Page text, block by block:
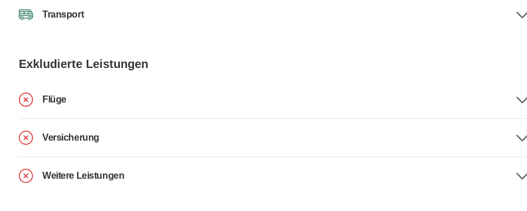
Transport
Exkludierte Leistungen
Flüge
Versicherung
Weitere Leistungen